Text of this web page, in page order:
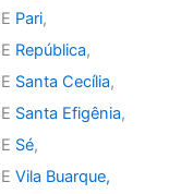
Pari,
República,
Santa Cecília,
Santa Efigênia,
Sé,
Vila Buarque,